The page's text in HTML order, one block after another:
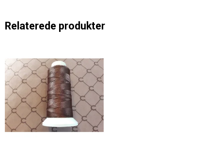
Relaterede produkter